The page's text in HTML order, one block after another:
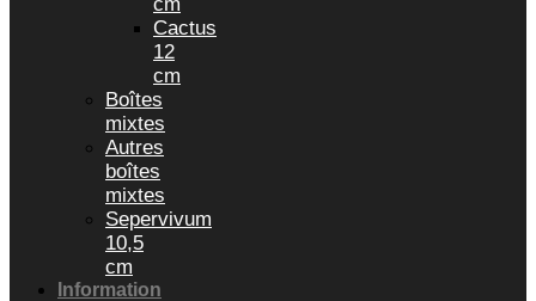
Cactus
12
cm
Boîtes
mixtes
Autres
boîtes
mixtes
Sepervivum
10,5
cm
Information